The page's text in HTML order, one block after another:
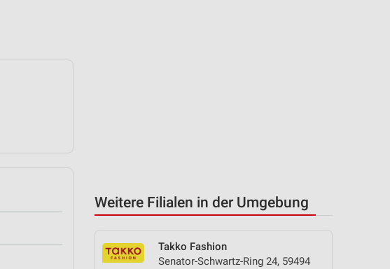
Weitere Filialen in der Umgebung
Takko Fashion
Senator-Schwartz-Ring 24, 59494